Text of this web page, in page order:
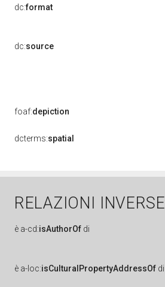
dc:format
dc:source
foaf:depiction
dcterms:spatial
RELAZIONI INVERSE
è a-cd:isAuthorOf di
è a-loc:isCulturalPropertyAddressOf di